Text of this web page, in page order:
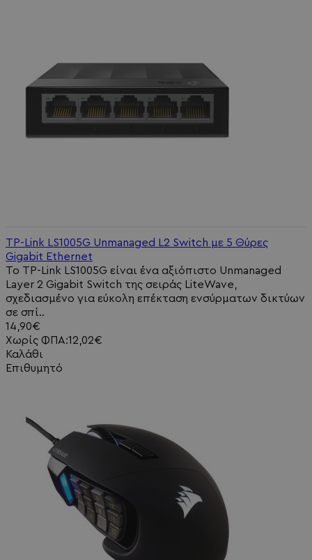
TP-Link LS1005G Unmanaged L2 Switch με 5 Θύρες
Gigabit Ethernet
Το TP-Link LS1005G είναι ένα αξιόπιστο Unmanaged
Layer 2 Gigabit Switch της σειράς LiteWave,
σχεδιασμένο για εύκολη επέκταση ενσύρματων δικτύων
σε σπί..
14,90€
Χωρίς ΦΠΑ:12,02€
Καλάθι
Επιθυμητό